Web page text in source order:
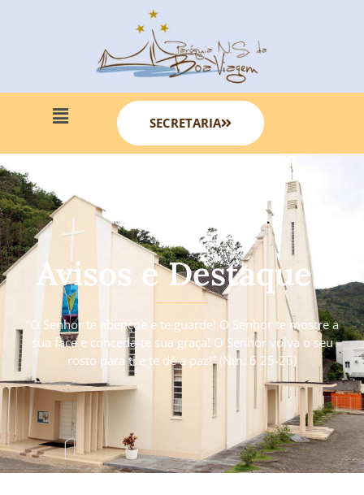
SECRETARIA
Avisos e Destaques
“O Senhor te abençoe e te guarde! O Senhor te mostre a
sua face e conceda-te sua graça! O Senhor volva o seu
rosto para ti e te dê a paz!” (Nm. 6 25-26)